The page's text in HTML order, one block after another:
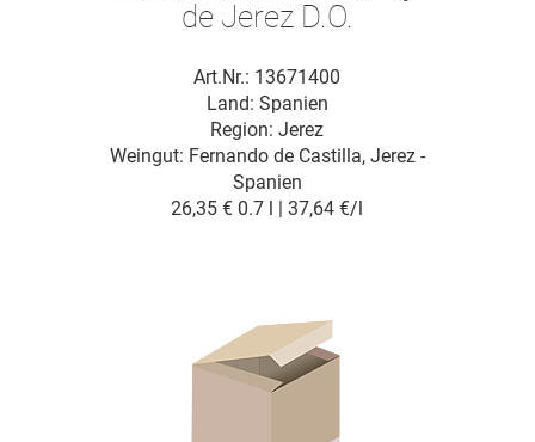
de Jerez D.O.
Art.Nr.: 13671400
Land: Spanien
Weingut: Fernando de Castilla, Jerez -
Spanien
Region: Jerez
26,35 € 0.7 l | 37,64 €/l